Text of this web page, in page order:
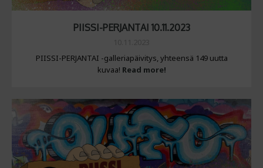
PIISSI-PERJANTAI 10.11.2023
PIISSI-PERJANTAI -galleriapäivitys, yhteensä 149 uutta
kuvaa! Read more!